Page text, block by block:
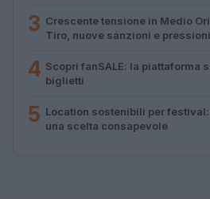
3 Crescente tensione in Medio
Tiro, nuove sanzioni e
4 Scopri fanSALE: la piattaforma
biglietti
5 Location sostenibili per
una scelta consapevole